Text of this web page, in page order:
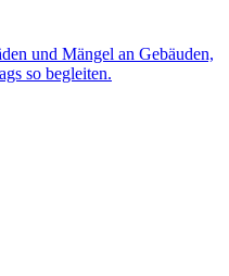
und Mängel an Gebäuden,
so begleiten.